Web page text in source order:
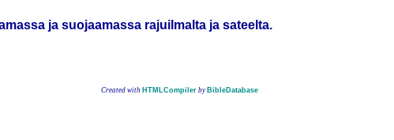
ja suojaamassa rajuilmalta ja sateelta.
Created with HTMLCompilerby BibleDatabase